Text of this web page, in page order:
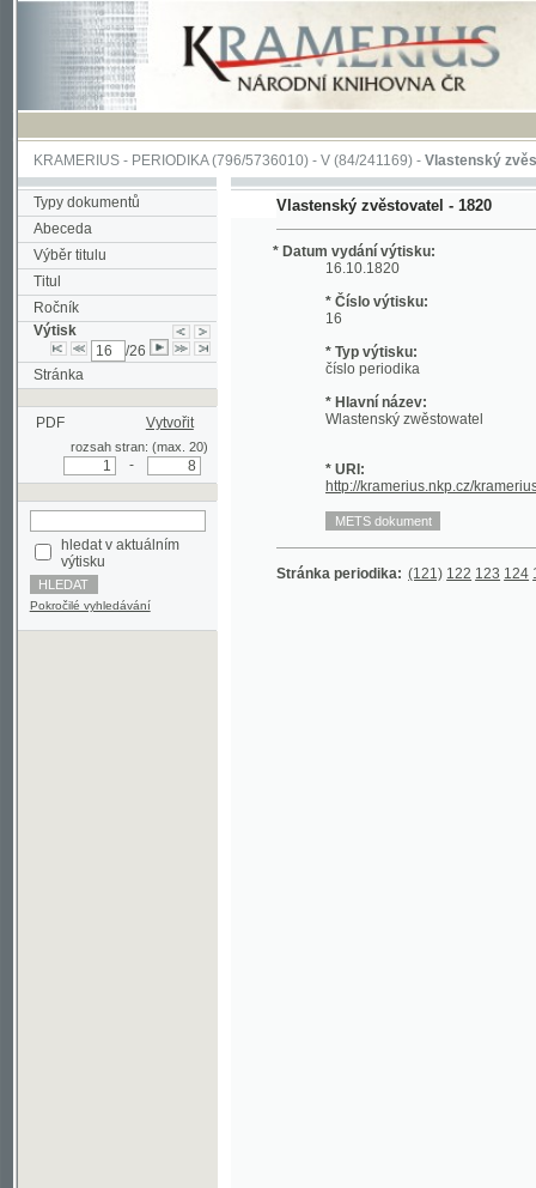
KRAMERIUS-PERIODIKA(796/5736010) -V(84/241169) -Vlastenský zvěstovatel
Typy dokumentů
Abeceda
Výběr titulu
Titul
Ročník
Výtisk
/26
Stránka
PDF
rozsah stran: (max. 20)
výtisku
Pokročilé vyhledávání
Vlastenský zvěstovatel - 1820
* Datum vydání výtisku:
16.10.1820
* Číslo výtisku:
* Typ výtisku:
* Hlavní název:
Wlastenský zwěstowatel
* URI:
Stránka periodika: (121) 122 123